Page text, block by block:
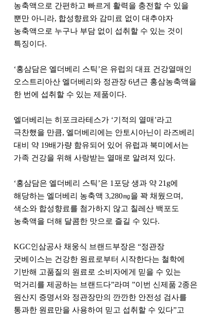
농축액으로 간편하고 빠르게 활력을 충전할 수 있을
뿐만 아니라, 합성향료와 감미료 없이 대추야자
농축액으로 누구나 부담 없이 섭취할 수 있는 것이
특징이다.
‘홍삼담은 엘더베리 스틱’은 유럽의 대표 건강열매인
오스트리아산 엘더베리와 정관장 6년근 홍삼농축액을
한 번에 섭취할 수 있는 제품이다.
엘더베리는 히포크라테스가 ‘기적의 열매’라고
극찬했을 만큼, 엘더베리에는 안토시아닌이 라즈베리
대비 약 19배가량 함유되어 있어 유럽과 북미에서는
가족 건강을 위해 사랑받는 열매로 알려져 있다.
‘홍삼담은 엘더베리 스틱’은 1포당 생과 약 21g에
해당하는 엘더베리 농축액 3,280㎎을 꽉 채웠으며,
색소와 합성향료를 첨가하지 않고 칠레산 백포도
농축액을 더해 달콤한 맛으로 즐길 수 있다.
KGC인삼공사 채웅식 브랜드부장은 “정관장
굿베이스는 건강한 원료로부터 시작한다는 철학에
기반해 고품질의 원료로 소비자에게 믿을 수 있는
먹거리를 제공하는 브랜드다”라며 ”이번 신제품 2종은
원산지 증명서와 정관장만의 깐깐한 안전성 검사를
통과한 원료만을 사용하여 믿고 섭취할 수 있다”고